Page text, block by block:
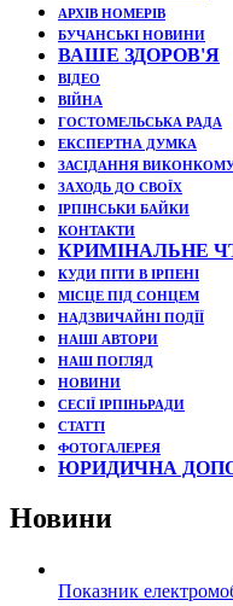
АРХІВ НОМЕРІВ
БУЧАНСЬКІ НОВИНИ
ВАШЕ ЗДОРОВ'Я
ВІДЕО
ВІЙНА
ГОСТОМЕЛЬСЬКА РАДА
ЕКСПЕРТНА ДУМКА
ЗАСІДАННЯ
ЗАХОДЬ ДО СВОЇХ
ІРПІНСЬКИ БАЙКИ
КОНТАКТИ
КРИМІНАЛЬНЕ
КУДИ ПІТИ В ІРПЕНІ
МІСЦЕ ПІД СОНЦЕМ
НАДЗВИЧАЙНІ ПОДЇЇ
НАШІ АВТОРИ
НАШ ПОГЛЯД
НОВИНИ
СЕСІЇ ІРПІНЬРАДИ
СТАТТІ
ФОТОГАЛЕРЕЯ
ЮРИДИЧНА
Новини
Показник